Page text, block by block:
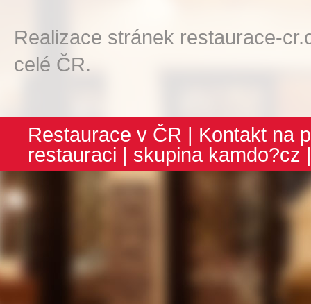
Realizace stránek restaurace-
celé ČR.
Restaurace v ČR | Kontakt na
restauraci | skupina kamdo?cz |